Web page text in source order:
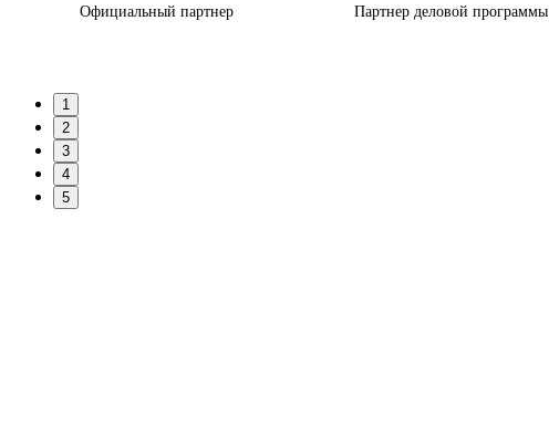
Официальный партнер Партнер деловой программы
1
2
3
4
5